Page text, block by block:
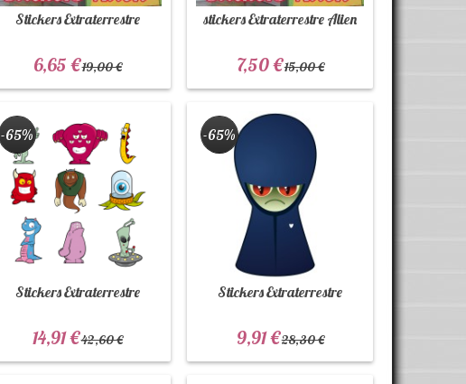
Stickers Extraterrestre
6,65 €19,00 €
stickers Extraterrestre Alien
7,50 €15,00 €
Stickers Extraterrestre
-65%
14,91 €42,60 €
Stickers Extraterrestre
-65%
9,91 €28,30 €